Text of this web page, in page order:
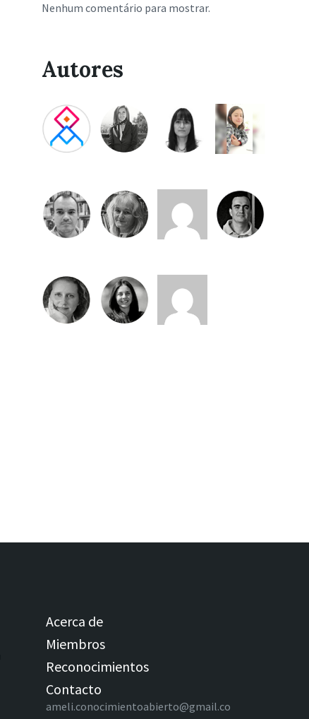
Nenhum comentário para mostrar.
Autores
Acerca de
Miembros
Reconocimientos
Contacto
ameli.conocimientoabierto@gmail.co